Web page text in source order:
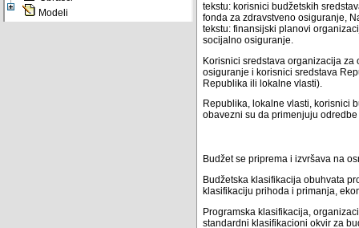
Modeli
tekstu: korisnici budžetskih
fonda za zdravstveno osiguranje,
tekstu: finansijski planovi
socijalno osiguranje.
Korisnici sredstava organizacija
osiguranje i korisnici sredstava
Republika ili lokalne vlasti).
Republika, lokalne vlasti, korisnici
obavezni su da primenjuju
Budžet se priprema i izvršava na
Budžetska klasifikacija obuhvata
klasifikaciju prihoda i primanja,
Programska klasifikacija,
standardni klasifikacioni okvir za